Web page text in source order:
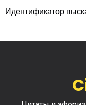
Идентификатор